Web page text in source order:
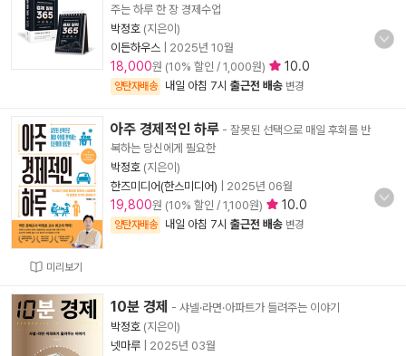
주는 하루 한 장 경제수업
박정호 (지은이)
이든하우스
2025년 10월
18,000원 (10% 할인 / 1,000원) 10.0
양탄자배송 내일 아침 7시 출근전 배송 변경
미리보기
아주 경제적인 하루 - 잘못된 선택으로 매일 후회를 반
복하는 당신에게 필요한
박정호 (지은이)
한즈미디어(한스미디어)
2025년 06월
19,800원 (10% 할인 / 1,100원) 10.0
양탄자배송 내일 아침 7시 출근전 배송 변경
10분 경제 - 샤넬·라면·아파트가 들려주는 이야기
박정호 (지은이)
넷마루
2025년 03월